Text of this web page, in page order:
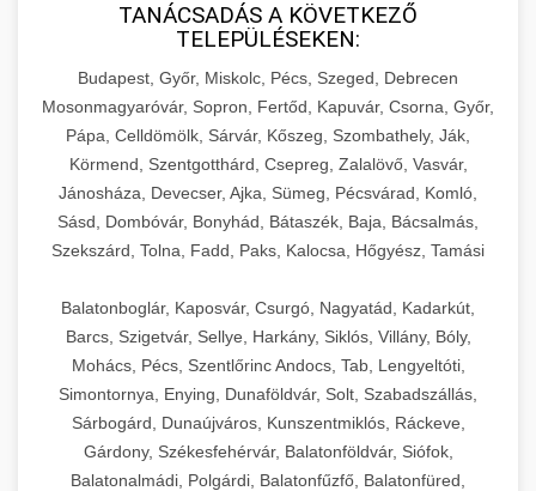
TANÁCSADÁS A KÖVETKEZŐ
TELEPÜLÉSEKEN:
Budapest, Győr, Miskolc, Pécs, Szeged, Debrecen
Mosonmagyaróvár, Sopron, Fertőd, Kapuvár, Csorna, Győr,
Pápa, Celldömölk, Sárvár, Kőszeg, Szombathely, Ják,
Körmend, Szentgotthárd, Csepreg, Zalalövő, Vasvár,
Jánosháza, Devecser, Ajka, Sümeg, Pécsvárad, Komló,
Sásd, Dombóvár, Bonyhád, Bátaszék, Baja, Bácsalmás,
Szekszárd, Tolna, Fadd, Paks, Kalocsa, Hőgyész, Tamási
Balatonboglár, Kaposvár, Csurgó, Nagyatád, Kadarkút,
Barcs, Szigetvár, Sellye, Harkány, Siklós, Villány, Bóly,
Mohács, Pécs, Szentlőrinc Andocs, Tab, Lengyeltóti,
Simontornya, Enying, Dunaföldvár, Solt, Szabadszállás,
Sárbogárd, Dunaújváros, Kunszentmiklós, Ráckeve,
Gárdony, Székesfehérvár, Balatonföldvár, Siófok,
Balatonalmádi, Polgárdi, Balatonfűzfő, Balatonfüred,